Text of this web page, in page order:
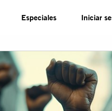
Especiales Iniciar